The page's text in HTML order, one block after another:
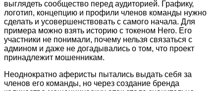
выглядеть сообщество перед аудиторией. Графику,
логотип, концепцию и профили членов команды нужно
сделать и усовершенствовать с самого начала. Для
примера можно взять историю с токеном Hero. Его
участники не понимали, почему нельзя связаться с
админом и даже не догадывались о том, что проект
принадлежит мошенникам.
Неоднократно аферисты пытались выдать себя за
членов его команды, но через создание бренда